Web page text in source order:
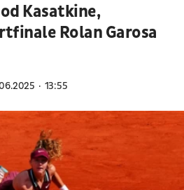
Kasatkine,
Rolan Garosa
13:55